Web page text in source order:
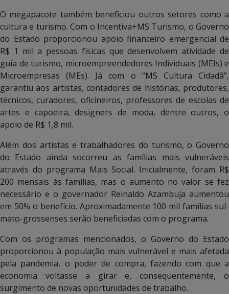
O megapacote também beneficiou outros setores como a
cultura e turismo. Com o Incentiva+MS Turismo, o Governo
do Estado proporcionou apoio financeiro emergencial de
R$ 1 mil a pessoas físicas que desenvolvem atividade de
guia de turismo, microempreendedores Individuais (MEIs) e
Microempresas (MEs). Já com o “MS Cultura Cidadã”,
garantiu aos artistas, contadores de histórias, produtores,
técnicos, curadores, oficineiros, professores de escolas de
artes e capoeira, designers de moda, dentre outros, o
apoio de R$ 1,8 mil.
Além dos artistas e trabalhadores do turismo, o Governo
do Estado ainda socorreu as famílias mais vulneráveis
através do programa Mais Social. Inicialmente, foram R$
200 mensais às famílias, mas o aumento no valor se fez
necessário e o governador Reinaldo Azambuja aumentou
em 50% o benefício. Aproximadamente 100 mil famílias sul-
mato-grossenses serão beneficiadas com o programa.
Com os programas mencionados, o Governo do Estado
proporcionou à população mais vulnerável e mais afetada
pela pandemia, o poder de compra, fazendo com que a
economia voltasse a girar e, consequentemente, o
surgimento de novas oportunidades de trabalho.